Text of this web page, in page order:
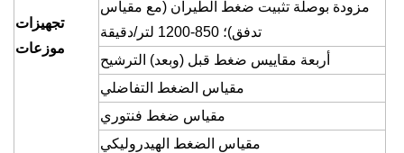
تجهيزات
موزعات
مزودة بوصلة تثبيت ضغط الطيران (مع مقياس
تدفق)؛ 850-1200 لتر/دقيقة
أربعة مقاييس ضغط قبل (وبعد) الترشيح
مقياس الضغط التفاضلي
مقياس ضغط فنتوري
مقياس الضغط الهيدروليكي